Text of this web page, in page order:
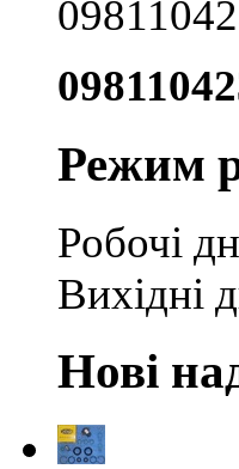
Режим
Робочі
Вихідні
Нові